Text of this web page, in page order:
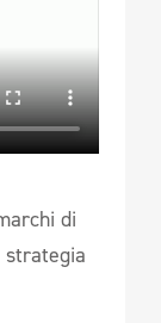
di
strategia